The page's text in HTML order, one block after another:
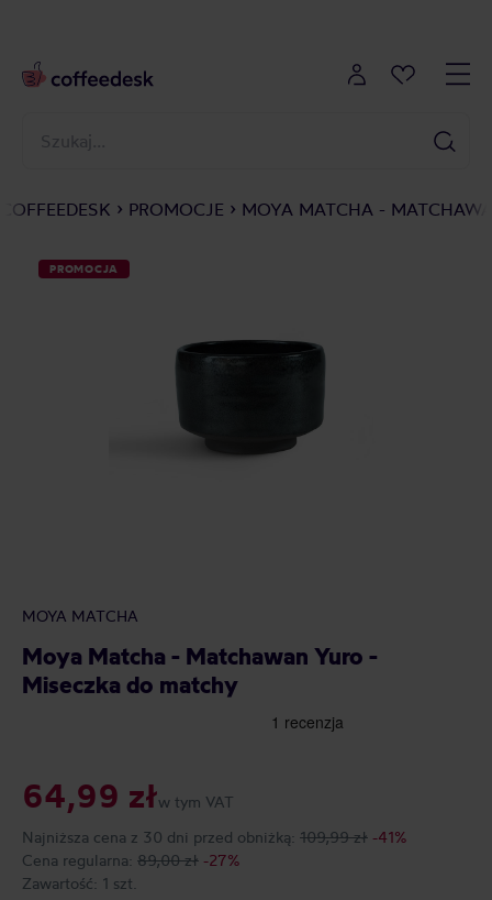
COFFEEDESK PROMOCJE MOYA MATCHA -
PROMOCJA
MOYA MATCHA
Moya Matcha - Matchawan Yuro -
Miseczka do matchy
64,99 złw tym VAT
Najniższa cena z 30 dni przed obniżką: 109,99 zł -41%
Cena regularna: 89,00 zł -27%
Zawartość: 1 szt.